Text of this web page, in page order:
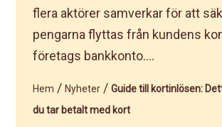
flera aktörer samverkar för att
pengarna flyttas från kundens
företags bankkonto....
Hem /Nyheter /Guide till kortinlösen:
du tar betalt med kort